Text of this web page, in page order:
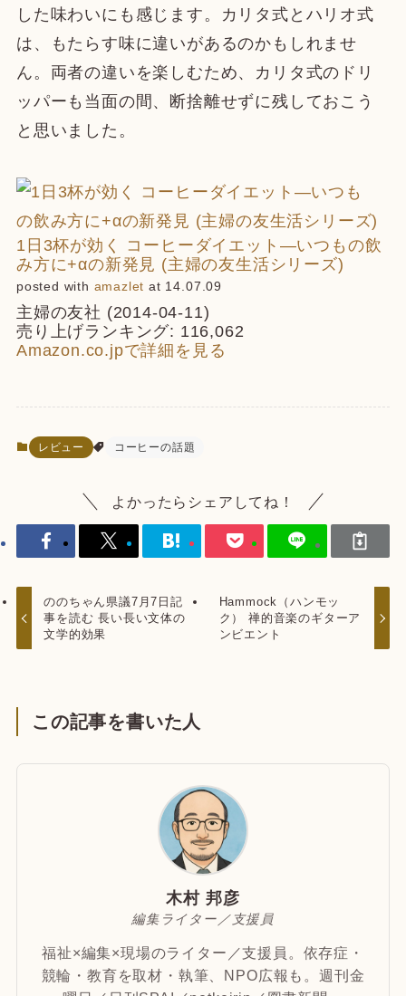
した味わいにも感じます。カリタ式とハリオ式
は、もたらす味に違いがあるのかもしれませ
ん。両者の違いを楽しむため、カリタ式のドリ
ッパーも当面の間、断捨離せずに残しておこう
と思いました。
1日3杯が効く コーヒーダイエット―いつもの飲
み方に+αの新発見 (主婦の友生活シリーズ)
posted with amazlet at 14.07.09
主婦の友社 (2014-04-11)
売り上げランキング: 116,062
Amazon.co.jpで詳細を見る
レビュー コーヒーの話題
よかったらシェアしてね！
ののちゃん県議7月7日記
事を読む 長い長い文体の
文学的効果
Hammock（ハンモッ
ク） 禅的音楽のギターア
ンビエント
この記事を書いた人
木村 邦彦
編集ライター／支援員
福祉×編集×現場のライター／支援員。依存症・
競輪・教育を取材・執筆、NPO広報も。週刊金